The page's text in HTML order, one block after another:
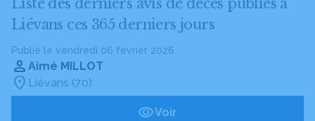
Liste des derniers avis de décès publiés à
Liévans ces 365 derniers jours
Publié le vendredi 06 février 2026
Aimé MILLOT
Liévans (70)
Voir